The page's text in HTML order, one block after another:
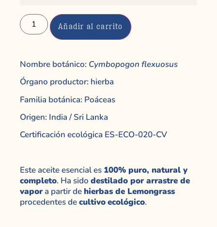
Añadir al carrito
Nombre botánico: Cymbopogon flexuosus
Órgano productor: hierba
Familia botánica: Poáceas
Origen: India / Sri Lanka
Certificación ecológica ES-ECO-020-CV
Este aceite esencial es 100% puro, natural y
completo. Ha sido destilado por arrastre de
vapora partir dehierbas de Lemongrass
procedentes decultivoecológico.